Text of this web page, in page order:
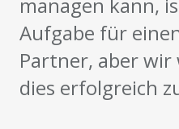
Aufgabe für
Partner, aber wir
dies erfolgreich